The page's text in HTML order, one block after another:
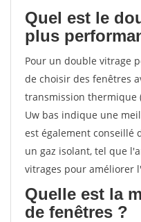
Quel est le
plus
Pour un double vitrage
de choisir des fenêtres
transmission thermique
Uw bas indique une
est également conseillé
un gaz isolant, tel que
vitrages pour améliorer
Quelle est la
de fenêtres ?